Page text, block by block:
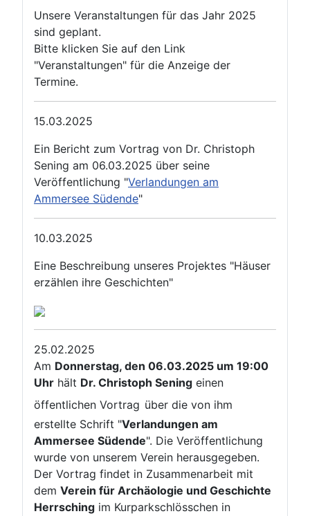
Unsere Veranstaltungen für das Jahr 2025
sind geplant.
Bitte klicken Sie auf den Link
"Veranstaltungen" für die Anzeige der
Termine.
15.03.2025
Ein Bericht zum Vortrag von Dr. Christoph
Sening am 06.03.2025 über seine
Veröffentlichung "Verlandungen am
Ammersee Südende"
10.03.2025
Eine Beschreibung unseres Projektes "Häuser
erzählen ihre Geschichten"
25.02.2025
Am Donnerstag, den 06.03.2025 um 19:00
Uhr hält Dr. Christoph Sening einen
öffentlichen Vortrag über die von ihm
erstellte Schrift "Verlandungen am
Ammersee Südende". Die Veröffentlichung
wurde von unserem Verein herausgegeben.
Der Vortrag findet in Zusammenarbeit mit
dem Verein für Archäologie und Geschichte
Herrsching im Kurparkschlösschen in